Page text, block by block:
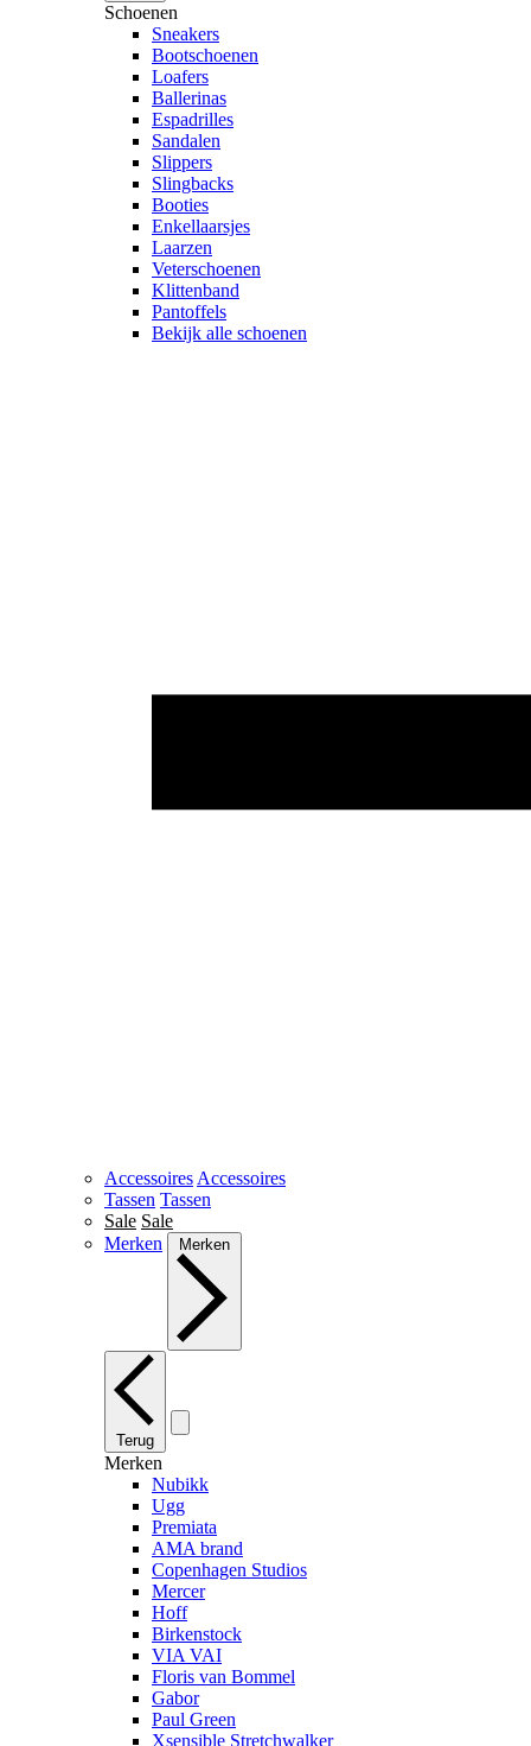
Schoenen
Sneakers
Bootschoenen
Loafers
Ballerinas
Espadrilles
Sandalen
Slippers
Slingbacks
Booties
Enkellaarsjes
Laarzen
Veterschoenen
Klittenband
Pantoffels
Bekijk alle schoenen
Accessoires Accessoires
Tassen Tassen
Sale Sale
Merken
Merken
Terug
Merken
Nubikk
Ugg
Premiata
AMA brand
Copenhagen Studios
Mercer
Hoff
Birkenstock
VIA VAI
Floris van Bommel
Gabor
Paul Green
Xsensible Stretchwalker